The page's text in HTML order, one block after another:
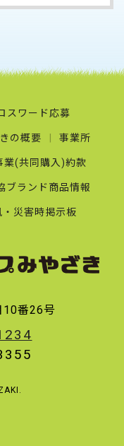
スワード応募
の概要 事業所
業(共同購入)約款
ブランド商品情報
・災害時掲示板
10番26号